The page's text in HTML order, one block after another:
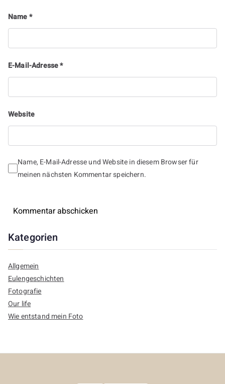
Name*
E-Mail-Adresse*
Website
Name, E-Mail-Adresse und Website in diesem Browser für
meinen nächsten Kommentar speichern.
Kategorien
Allgemein
Eulengeschichten
Fotografie
Our life
Wie entstand mein Foto